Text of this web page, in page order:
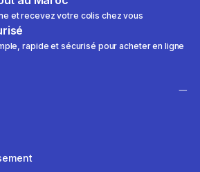
et recevez votre colis chez vous
rapide et sécurisé pour acheter en ligne